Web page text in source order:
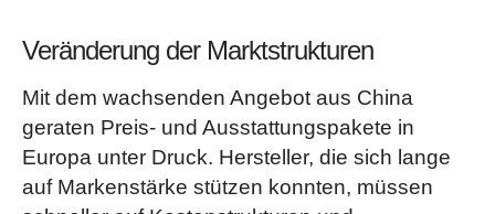
Veränderung der Marktstrukturen
Mit dem wachsenden Angebot aus China
geraten Preis- und Ausstattungspakete in
Europa unter Druck. Hersteller, die sich lange
auf Markenstärke stützen konnten, müssen